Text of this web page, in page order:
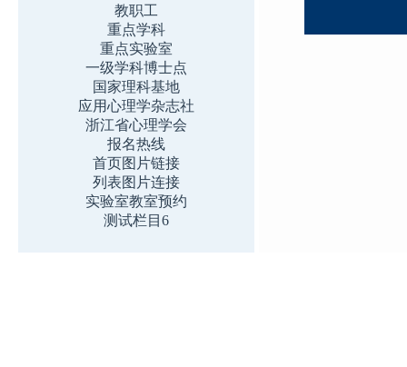
教职工
重点学科
重点实验室
一级学科博士点
国家理科基地
应用心理学杂志社
浙江省心理学会
报名热线
首页图片链接
列表图片连接
实验室教室预约
测试栏目6